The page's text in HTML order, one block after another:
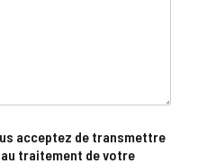
acceptez de transmettre
traitement de votre